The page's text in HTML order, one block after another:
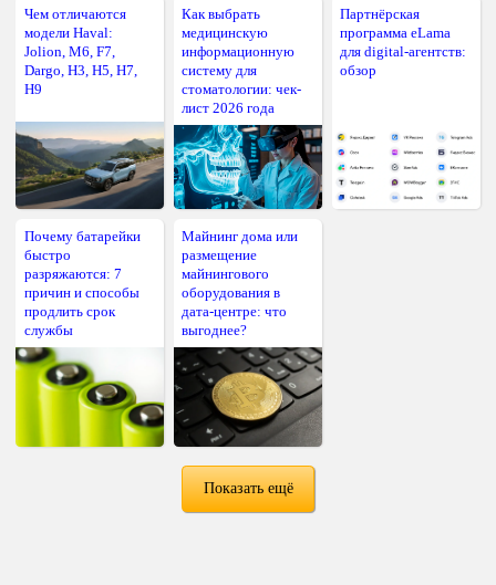
Чем отличаются
модели Haval:
Jolion, M6, F7,
Dargo, H3, H5, H7,
H9
Как выбрать
медицинскую
информационную
систему для
стоматологии: чек-
лист 2026 года
Партнёрская
программа eLama
для digital-агентств:
обзор
Почему батарейки
быстро
разряжаются: 7
причин и способы
продлить срок
службы
Майнинг дома или
размещение
майнингового
оборудования в
дата-центре: что
выгоднее?
Показать ещё